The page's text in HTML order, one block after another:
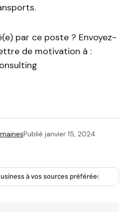
par ce poste ? Envoyez-
de motivation à :
Publié janvier 15, 2024
à vos sources préférées